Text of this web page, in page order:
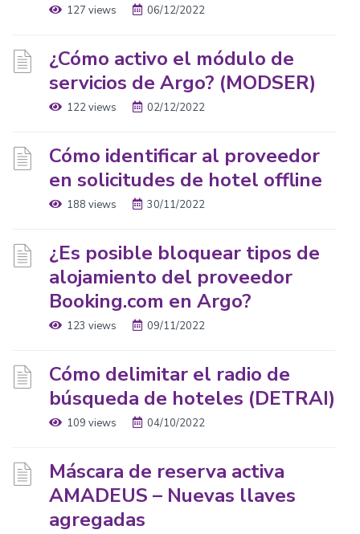
127 views 06/12/2022
¿Cómo activo el módulo de
servicios de Argo? (MODSER)
122 views 02/12/2022
Cómo identificar al proveedor
en solicitudes de hotel offline
188 views 30/11/2022
¿Es posible bloquear tipos de
alojamiento del proveedor
Booking.com en Argo?
123 views 09/11/2022
Cómo delimitar el radio de
búsqueda de hoteles (DETRAI)
109 views 04/10/2022
Máscara de reserva activa
AMADEUS – Nuevas llaves
agregadas